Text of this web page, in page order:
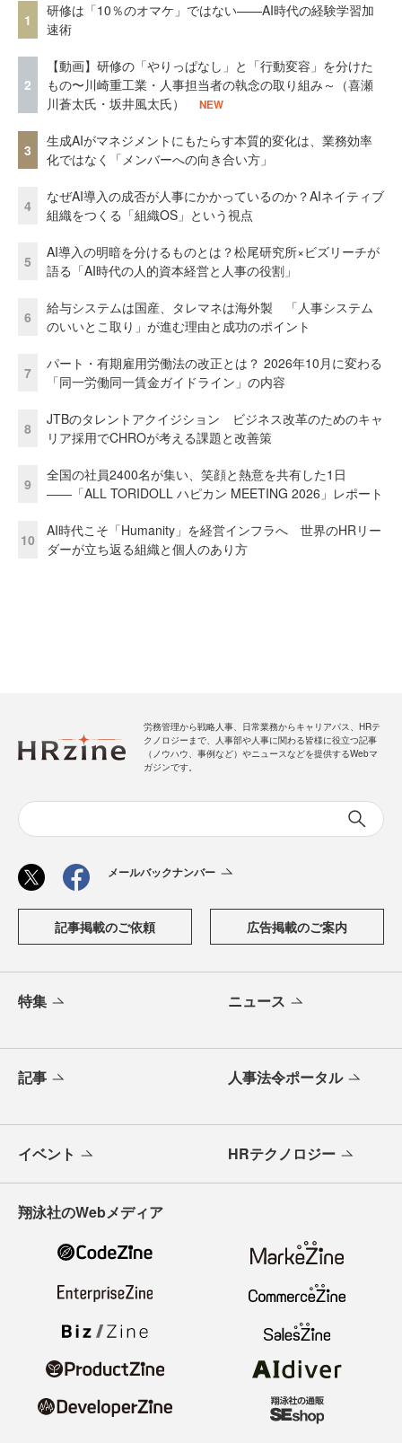
1
研修は「10％のオマケ」ではない——AI時代の経験学習加
速術
2
【動画】研修の「やりっぱなし」と「行動変容」を分けた
もの〜川崎重工業・人事担当者の執念の取り組み～（喜瀬
川蒼太氏・坂井風太氏）
NEW
3
生成AIがマネジメントにもたらす本質的変化は、業務効率
化ではなく「メンバーへの向き合い方」
4
なぜAI導入の成否が人事にかかっているのか？AIネイティブ
組織をつくる「組織OS」という視点
5
AI導入の明暗を分けるものとは？松尾研究所×ビズリーチが
語る「AI時代の人的資本経営と人事の役割」
6
給与システムは国産、タレマネは海外製 「人事システム
のいいとこ取り」が進む理由と成功のポイント
7
パート・有期雇用労働法の改正とは？ 2026年10月に変わる
「同一労働同一賃金ガイドライン」の内容
8
JTBのタレントアクイジション ビジネス改革のためのキャ
リア採用でCHROが考える課題と改善策
9
全国の社員2400名が集い、笑顔と熱意を共有した1日
――「ALL TORIDOLL ハピカン MEETING 2026」レポート
10
AI時代こそ「Humanity」を経営インフラへ 世界のHRリー
ダーが立ち返る組織と個人のあり方
労務管理から戦略人事、日常業務からキャリアパス、HRテ
クノロジーまで、人事部や人事に関わる皆様に役立つ記事
（ノウハウ、事例など）やニュースなどを提供するWebマ
ガジンです。
メールバックナンバー
記事掲載のご依頼 広告掲載のご案内
特集 ニュース
記事 人事法令ポータル
イベント HRテクノロジー
翔泳社のWebメディア